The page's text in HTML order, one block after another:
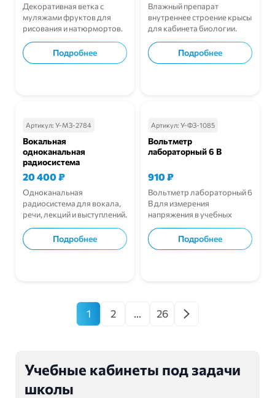
Декоративная ветка с
муляжами фруктов для
рисования и натюрмортов.
Подробнее
Влажный препарат
внутреннее строение крысы
для кабинета биологии.
Подробнее
Артикул: У-МЗ-2784
Вокальная
одноканальная
радиосистема
20 400₽
Одноканальная
радиосистема для вокала,
речи, лекций и выступлений.
Подробнее
Артикул: У-ФЗ-1085
Вольтметр
лабораторный 6 В
910₽
Вольтметр лабораторный 6
В для измерения
напряжения в учебных
Подробнее
1 2 … 26
Учебные кабинеты под задачи
школы